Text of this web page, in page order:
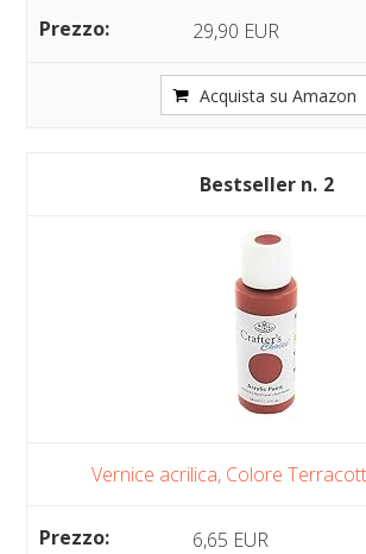
29,90 EUR
Acquista su Amazon
2
Vernice acrilica, Colore
6,65 EUR